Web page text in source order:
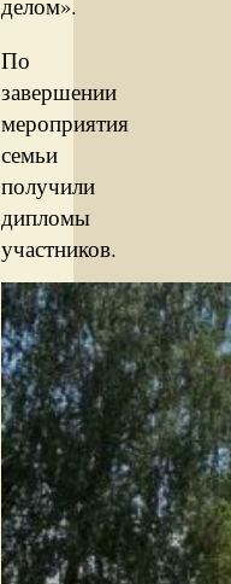
По
завершении
мероприятия
семьи
получили
дипломы
участников.